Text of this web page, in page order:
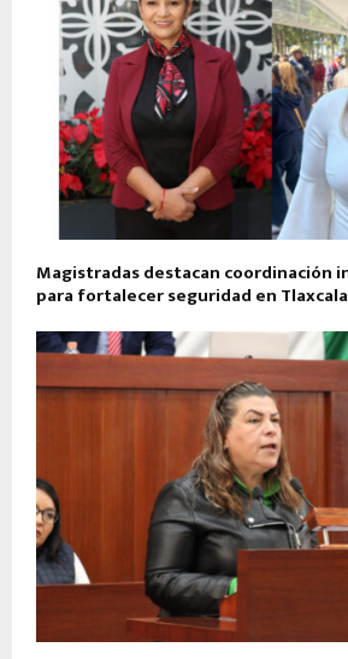
Magistradas destacan
para fortalecer seguridad en Tlaxcala